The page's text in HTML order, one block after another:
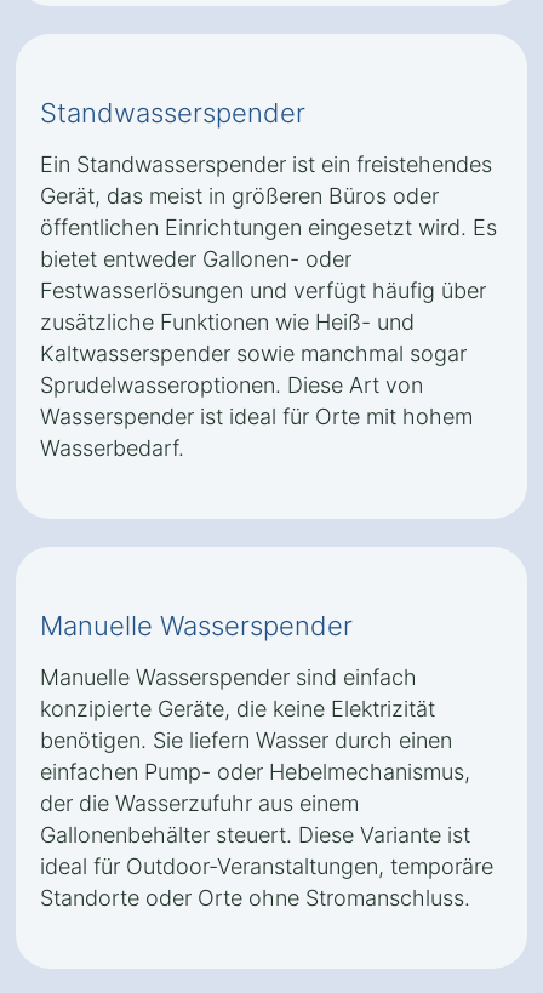
Standwasserspender
Ein Standwasserspender ist ein freistehendes
Gerät, das meist in größeren Büros oder
öffentlichen Einrichtungen eingesetzt wird. Es
bietet entweder Gallonen- oder
Festwasserlösungen und verfügt häufig über
zusätzliche Funktionen wie Heiß- und
Kaltwasserspender sowie manchmal sogar
Sprudelwasseroptionen. Diese Art von
Wasserspender ist ideal für Orte mit hohem
Wasserbedarf.
Manuelle Wasserspender
Manuelle Wasserspender sind einfach
konzipierte Geräte, die keine Elektrizität
benötigen. Sie liefern Wasser durch einen
einfachen Pump- oder Hebelmechanismus,
der die Wasserzufuhr aus einem
Gallonenbehälter steuert. Diese Variante ist
ideal für Outdoor-Veranstaltungen, temporäre
Standorte oder Orte ohne Stromanschluss.